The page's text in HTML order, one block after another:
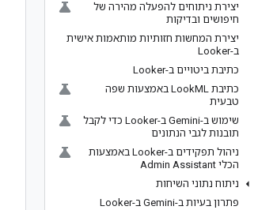
יצירת ניתוחים להפעלה מהירה של
חיפושים ובדיקות
יצירת המחשות חזותיות מותאמות אישית
ב-Looker
כתיבת ביטויים ב-Looker
כתיבת Look
ML באמצעות שפה
טבעית
שימוש ב-Gemini ב-Looker כדי לקבל
תובנות לגבי הנתונים
ניהול תפקידים ב-Looker באמצעות
הכלי Admin Assistant
ניתוח נתוני השיחות
פתרון בעיות ב-Gemini ב-Looker